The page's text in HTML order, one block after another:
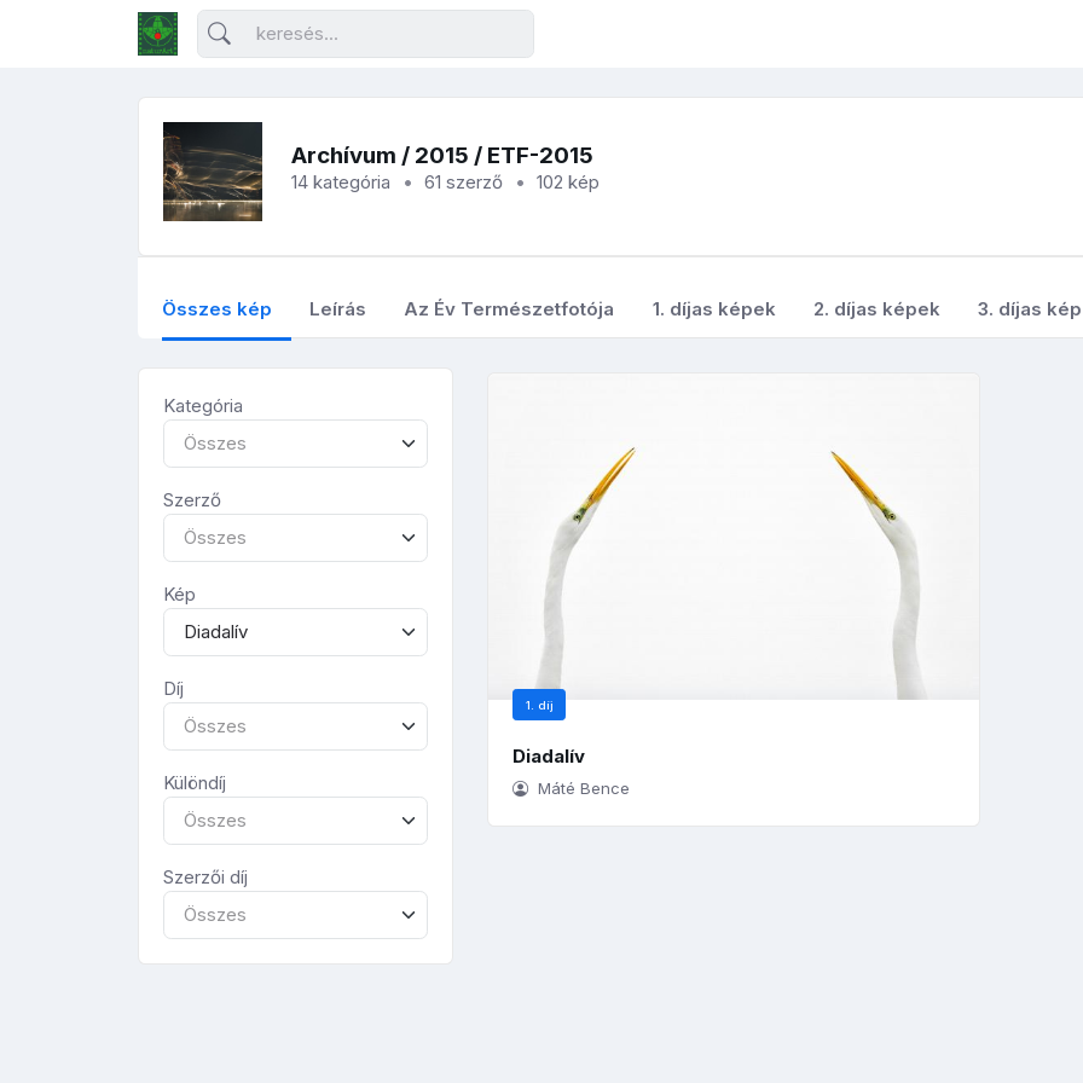
Archívum / 2015 / ETF-2015
14 kategória 61 szerző 102 kép
Összes kép Leírás Az Év Természetfotója 1. díjas képek 2. díjas képek 3. díjas
Kategória
Összes
Szerző
Összes
Kép
Diadalív
Díj
Összes
Különdíj
Összes
Szerzői díj
Összes
1. díj
Diadalív
Máté Bence